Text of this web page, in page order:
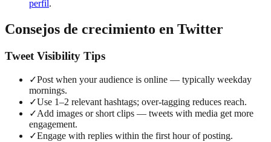
perfil.
Consejos de crecimiento en Twitter
Tweet Visibility Tips
✓Post when your audience is online — typically weekday
mornings.
✓Use 1–2 relevant hashtags; over-tagging reduces reach.
✓Add images or short clips — tweets with media get more
engagement.
✓Engage with replies within the first hour of posting.